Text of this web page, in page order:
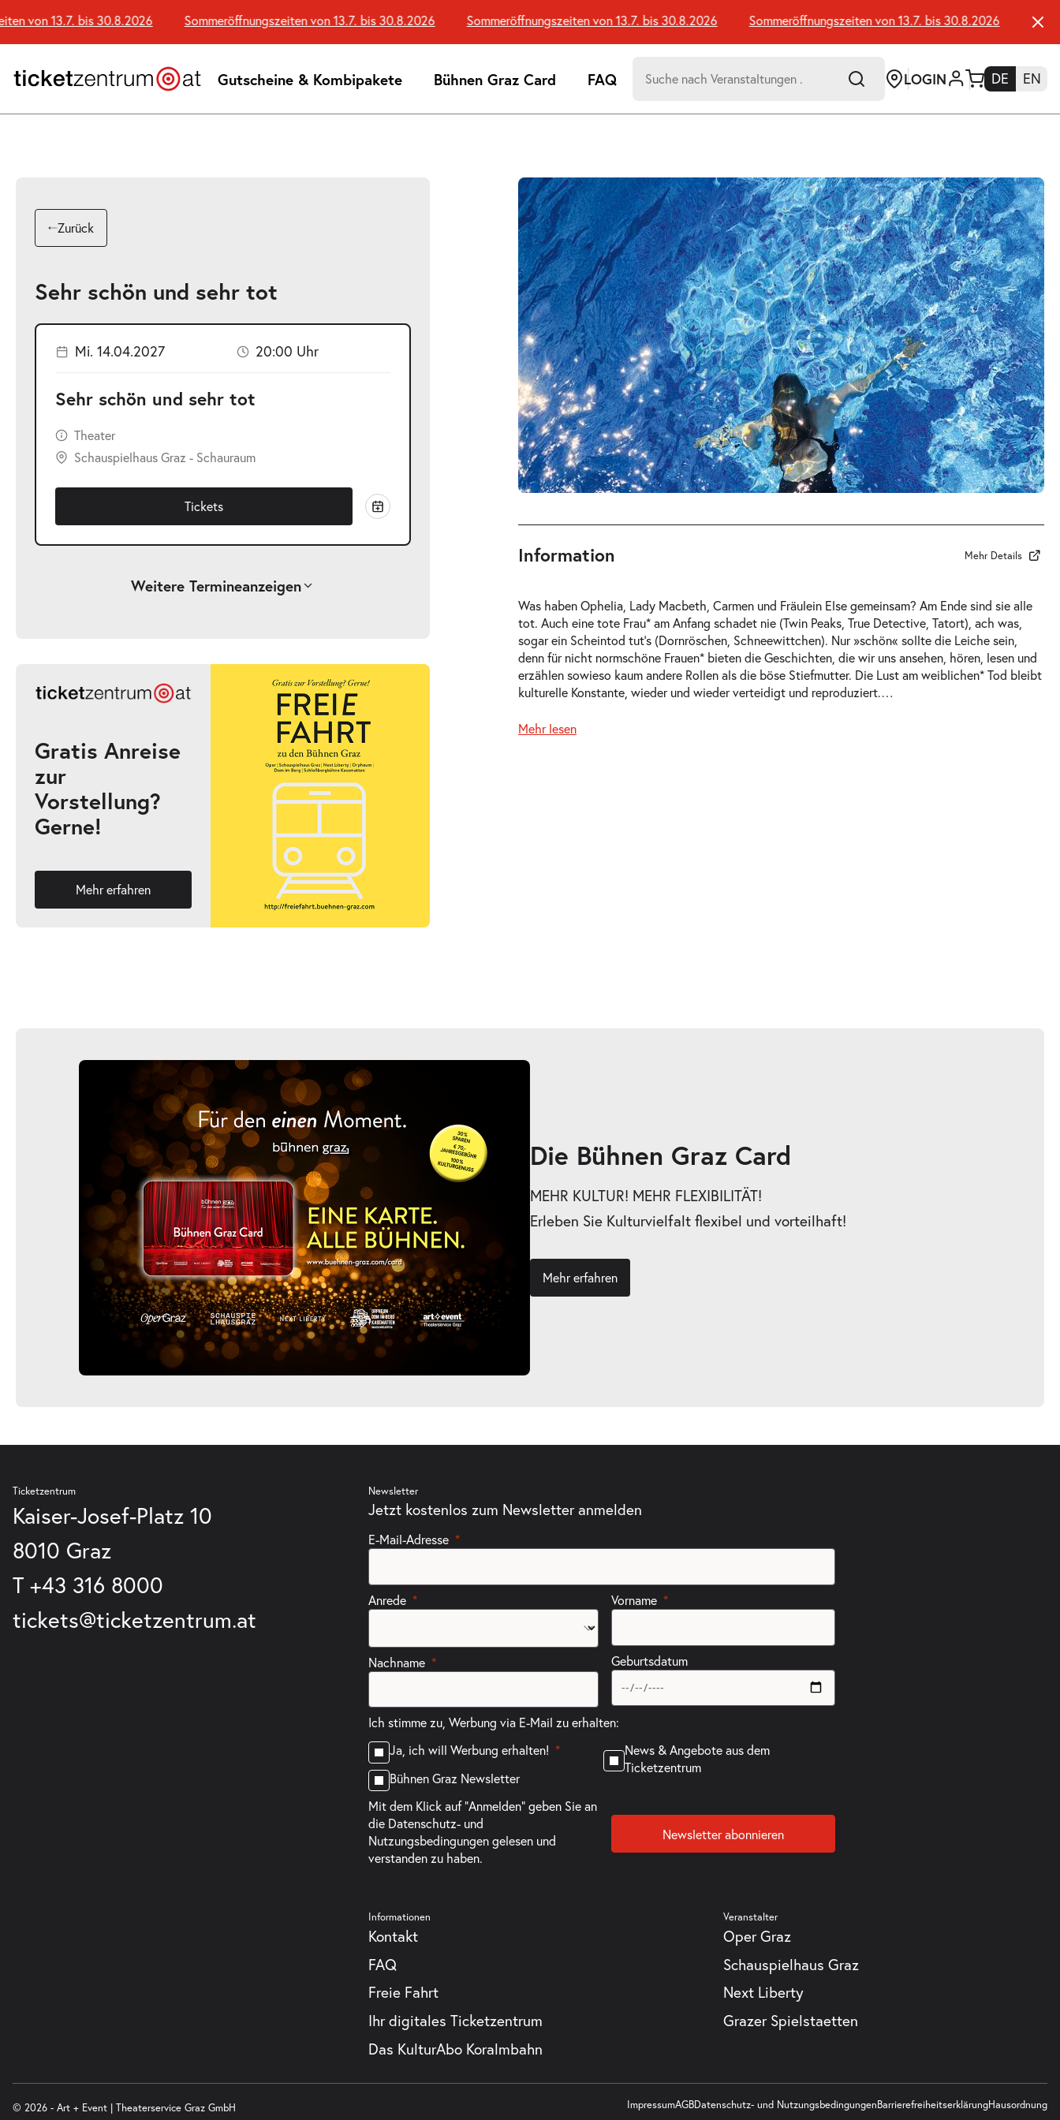
Seiteninhalt
von 13.7. bis 30.8.2026 Sommeröffnungszeiten von 13.7. bis 30.8.2026 Sommeröffnungszeiten von 13.7. bis 30.8.2026 Sommeröffnungszeiten von 13.7. bis 30.8.2026
Gutscheine & Kombipakete Bühnen Graz Card FAQ
nach:
Anspringen
LOGIN DE EN
Zurück
Sehr schön und sehr tot
Mi. 14.04.2027 20:00 Uhr
Sehr schön und sehr tot
Theater
Schauspielhaus Graz - Schauraum
Tickets
Weitere Termineanzeigen
Sa.
10.04.2027
20:00 Uhr
Tickets
Sehr schön und sehr tot
15.04.2027
Do. 15.04.2027
Tickets
Gratis Anreise
zur
Vorstellung?
Gerne!
Mehr erfahren
Information Mehr Details
Was haben Ophelia, Lady Macbeth, Carmen und Fräulein Else gemeinsam? Am Ende sind sie alle
tot. Auch eine tote Frau* am Anfang schadet nie (Twin Peaks, True Detective, Tatort), ach was,
sogar ein Scheintod tut’s (Dornröschen, Schneewittchen). Nur »schön« sollte die Leiche sein,
denn für nicht normschöne Frauen* bieten die Geschichten, die wir uns ansehen, hören, lesen und
erzählen sowieso kaum andere Rollen als die böse Stiefmutter. Die Lust am weiblichen* Tod bleibt
kulturelle Konstante, wieder und wieder verteidigt und reproduziert.…
Mehr lesen
Die Bühnen Graz Card
MEHR KULTUR! MEHR FLEXIBILITÄT!
Erleben Sie Kulturvielfalt flexibel und vorteilhaft!
Mehr erfahren
Ticketzentrum
Kaiser-Josef-Platz 10
8010 Graz
T +43 316 8000
tickets@ticketzentrum.at
Newsletter
Jetzt kostenlos zum Newsletter anmelden
E-Mail-Adresse
Anrede
Nachname
Vorname
Geburtsdatum
Ich stimme zu, Werbung via E-Mail zu erhalten:
Ja, ich will Werbung erhalten!
Bühnen Graz Newsletter
News & Angebote aus dem
Ticketzentrum
Mit dem Klick auf "Anmelden" geben Sie an
die Datenschutz- und
Nutzungsbedingungengelesen und
verstanden zu haben.
Newsletter abonnieren
Informationen
Kontakt
FAQ
Freie Fahrt
Ihr digitales Ticketzentrum
Das KulturAbo Koralmbahn
Veranstalter
Oper Graz
Schauspielhaus Graz
Next Liberty
Grazer Spielstaetten
© 2026 - Art + Event | Theaterservice Graz GmbH ImpressumAGBDatenschutz- und NutzungsbedingungenBarrierefreiheitserklärungHausordnung